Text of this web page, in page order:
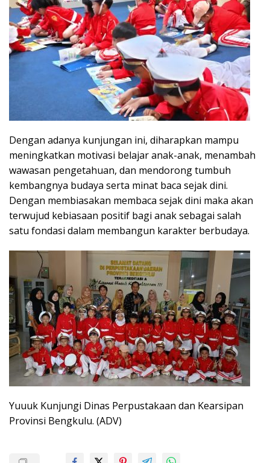
Dengan adanya kunjungan ini, diharapkan mampu
meningkatkan motivasi belajar anak-anak, menambah
wawasan pengetahuan, dan mendorong tumbuh
kembangnya budaya serta minat baca sejak dini.
Dengan membiasakan membaca sejak dini maka akan
terwujud kebiasaan positif bagi anak sebagai salah
satu fondasi dalam membangun karakter berbudaya.
Yuuuk Kunjungi Dinas Perpustakaan dan Kearsipan
Provinsi Bengkulu. (ADV)